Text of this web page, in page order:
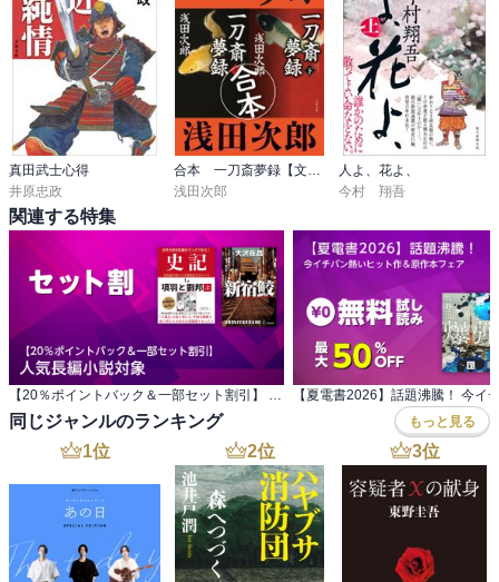
真田武士心得
井原忠政
浅田次郎
人よ、花よ、
今村 翔吾
関連する特集
同じジャンルのランキング もっと見る
1位 2位 3位